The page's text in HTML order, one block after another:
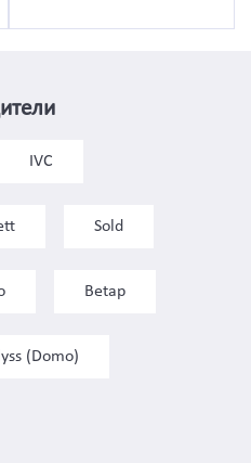
IVC
Sold
Betap
(Domo)